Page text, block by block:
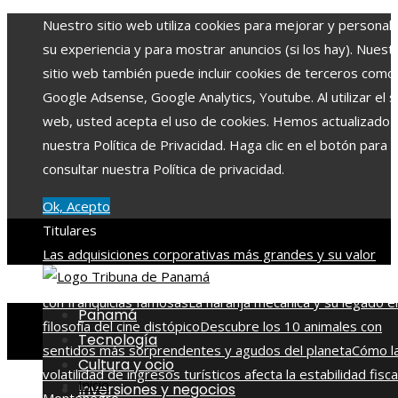
Nuestro sitio web utiliza cookies para mejorar y
su experiencia y para mostrar anuncios (si los hay).
sitio web también puede incluir cookies de terceros como
Google Adsense, Google Analytics, Youtube. Al utilizar el
web, usted acepta el uso de cookies. Hemos actualizado
nuestra Política de Privacidad. Haga clic en el botón para
consultar nuestra Política de privacidad.
Ok, Acepto
Titulares
Las adquisiciones corporativas más grandes y su valor
récordAlianza entre Disney y TikTok para impulsar
con franquicias famosasLa naranja mecánica y su legado
filosofía del cine distópicoDescubre los 10 animales con
sentidos más sorprendentes y agudos del planetaCómo
volatilidad de ingresos turísticos afecta la estabilidad
Panamá
Tecnología
Cultura y ocio
Inversiones y negocios
Inicio